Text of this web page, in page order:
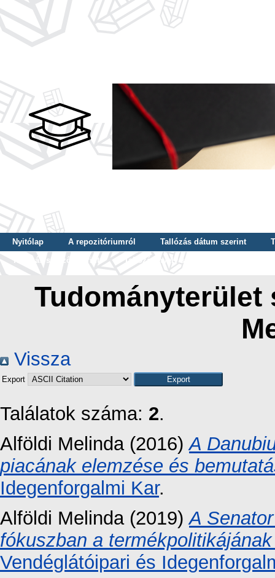
Nyitólap A repozitóriumról Tallózás dátum szerint
Tallózás szerző szerint
Tallózás nyelv szerint
Tudományterület
Vissza
Export
Találatok száma: 2.
Alföldi Melinda (2016)A
piacának elemzése és
Idegenforgalmi Kar.
Alföldi Melinda (2019)A
fókuszban a
Vendéglátóipari és